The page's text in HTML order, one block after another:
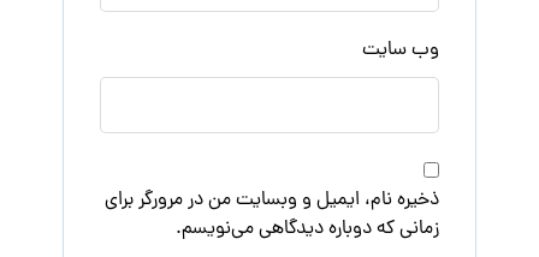
وب‌ سایت
ذخیره نام، ایمیل و وبسایت من در مرورگر برای
زمانی که دوباره دیدگاهی می‌نویسم.